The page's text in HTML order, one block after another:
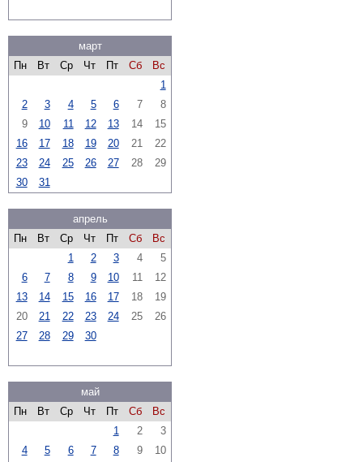
март
Пн
Вт Ср Чт Пт Сб
Вс
1
2
3 4 5 6 7
8
9
10 11 12 13 14
15
16
17 18 19 20 21
22
23
24 25 26 27 28
29
30
31
апрель
Пн
Вт Ср Чт Пт Сб
Вс
1
2 3 4
5
6
7 8 9 10 11
12
13
14 15 16 17 18
19
20
21 22 23 24 25
26
27
28 29 30
май
Пн
Вт Ср Чт Пт Сб
Вс
1
2
3
4
5 6 7 8 9
10